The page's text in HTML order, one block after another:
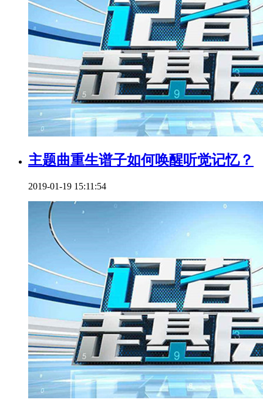
主题曲重生谱子如何唤醒听觉记忆？
2019-01-19 15:11:54